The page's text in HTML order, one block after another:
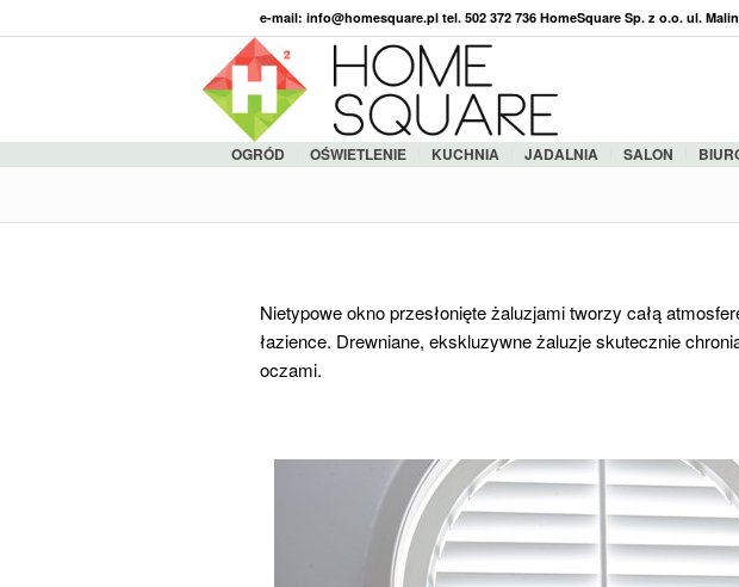
e-mail: info@homesquare.pl tel. 502 372 736 HomeSquare Sp. z o.o. ul.
OGRÓD OŚWIETLENIE KUCHNIA JADALNIA SALON
Nietypowe okno przesłonięte żaluzjami tworzy całą
łazience. Drewniane, ekskluzywne żaluzje skutecznie
oczami.